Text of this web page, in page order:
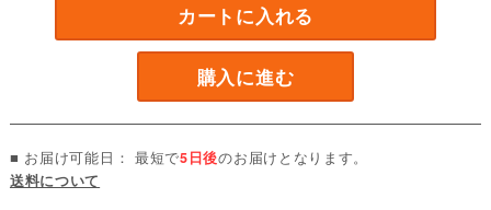
カートに入れる
購入に進む
■ お届け可能日： 最短で5日後のお届けとなります。
送料について